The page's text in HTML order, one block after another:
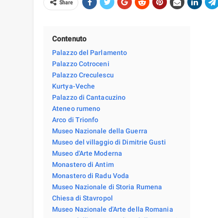
Share
Contenuto
Palazzo del Parlamento
Palazzo Cotroceni
Palazzo Creculescu
Kurtya-Veche
Palazzo di Cantacuzino
Ateneo rumeno
Arco di Trionfo
Museo Nazionale della Guerra
Museo del villaggio di Dimitrie Gusti
Museo d'Arte Moderna
Monastero di Antim
Monastero di Radu Voda
Museo Nazionale di Storia Rumena
Chiesa di Stavropol
Museo Nazionale d'Arte della Romania